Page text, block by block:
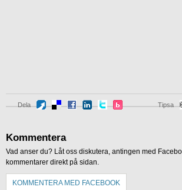
Dela Tipsa
Kommentera
Vad anser du? Låt oss diskutera, antingen med
kommentarer direkt på sidan.
KOMMENTERA MED FACEBOOK